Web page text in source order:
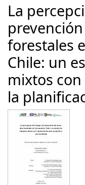
La
forestales
Chile: un
mixtos
la